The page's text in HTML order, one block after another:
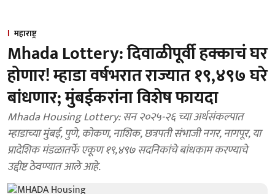
महाराष्ट्र
Mhada Lottery: दिवाळीपूर्वी हक्काचं घर
होणार! म्हाडा वर्षभरात राज्यात १९,४९७ घरे
बांधणार; मुंबईकरांना विशेष फायदा
Mhada Housing Lottery: सन २०२५-२६ च्या अर्थसंकल्पात
म्हाडाच्या मुंबई, पुणे, कोकण, नाशिक, छत्रपती संभाजी नगर, नागपूर, या
प्रादेशिक मंडळातर्फे एकूण १९,४९७ सदनिकांचे बांधकाम करण्याचे
उद्दीष्ट ठेवण्यात आले आहे.